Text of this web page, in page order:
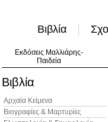
Βιβλία
Εκδόσεις Μαλλιάρης-
Παιδεία
Βιβλία
Αρχαία Κείμενα
Βιογραφίες & Μαρτυρίες